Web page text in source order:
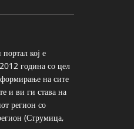
кој е
година со цел
на сите
и ви ги става на
регион со
(Струмица,